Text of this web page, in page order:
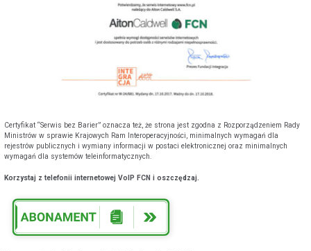
Certyfikat “Serwis bez Barier” oznacza też, że strona jest zgodna z Rozporządzeniem Rady
Ministrów w sprawie Krajowych Ram Interoperacyjności, minimalnych wymagań dla
rejestrów publicznych i wymiany informacji w postaci elektronicznej oraz minimalnych
wymagań dla systemów teleinformatycznych.
Korzystaj z telefonii internetowej VoIP FCN i oszczędzaj.